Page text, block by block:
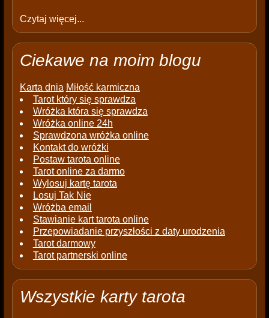
Czytaj więcej...
Ciekawe na moim blogu
Karta dnia Miłość karmiczna
Tarot który się sprawdza
Wróżka która się sprawdza
Wróżka online 24h
Sprawdzona wróżka online
Kontakt do wróżki
Postaw tarota online
Tarot online za darmo
Wylosuj kartę tarota
Losuj Tak Nie
Wróżba email
Stawianie kart tarota online
Przepowiadanie przyszłości z daty urodzenia
Tarot darmowy
Tarot partnerski online
Wszystkie karty tarota